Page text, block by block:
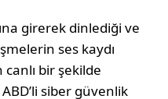
girerek dinlediği ve
ses kaydı
canlı bir şekilde
siber güvenlik